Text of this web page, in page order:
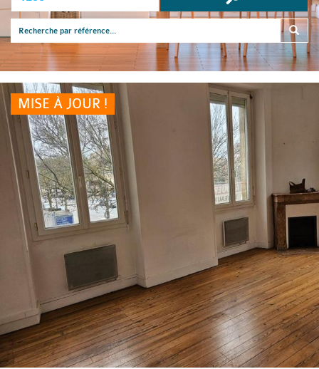
MISE À JOUR !